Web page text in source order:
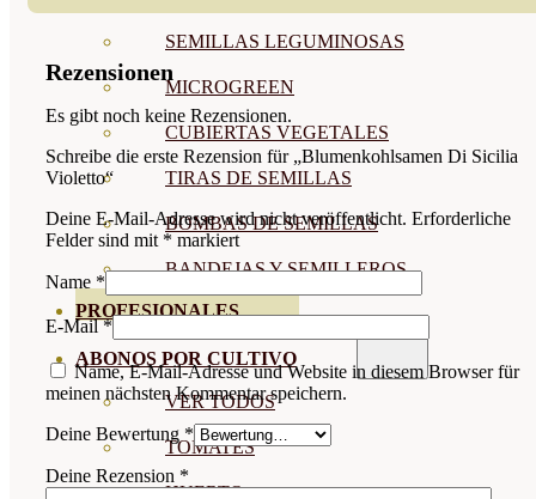
SEMILLAS LEGUMINOSAS
MICROGREEN
CUBIERTAS VEGETALES
TIRAS DE SEMILLAS
BOMBAS DE SEMILLAS
BANDEJAS Y SEMILLEROS
PROFESIONALES
ABONOS POR CULTIVO
VER TODOS
TOMATES
HUERTO
Rezensionen
Es gibt noch keine Rezensionen.
Schreibe die erste Rezension für „Blumenkohlsamen Di Sicilia
Violetto“
Deine E-Mail-Adresse wird nicht veröffentlicht. Erforderliche
Felder sind mit * markiert
Name *
E-Mail*
Name, E-Mail-Adresse und Website in diesem Browser für
meinen nächsten Kommentar speichern.
Deine Bewertung *
Deine Rezension *